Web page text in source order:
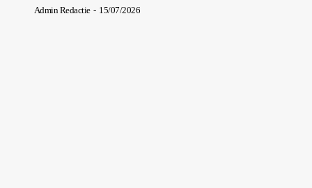
Admin Redactie - 15/07/2026